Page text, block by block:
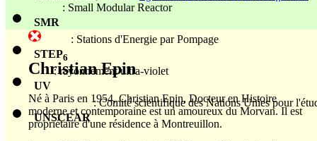
SMR : Small Modular Reactor
STEP6 : Stations d'Energie par Pompage
UV: rayonnement ultra-violet
UNSCEAR: Comité scientifique des Nations Unies pour
Christian Epin
Né à Paris en 1954, Christian Epin, Docteur en Histoire
moderne et contemporaine est un amoureux du Morvan. Il est
propriétaire d'une résidence à Montreuillon.